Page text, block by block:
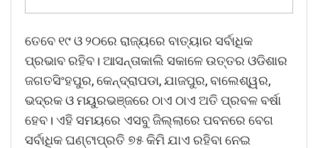
ତେବେ ୧୯ ଓ ୨୦ରେ ରାଜ୍ୟରେ ବାତ୍ୟାର ସର୍ବାଧିକ
ପ୍ରଭାବ ରହିବ। ଆସନ୍ତାକାଲି ସକାଳେ ଉତ୍ତର ଓଡିଶାର
ଜଗତସିଂହପୁର, କେନ୍ଦ୍ରାପଡା, ଯାଜପୁର, ବାଲେଶ୍ୱର,
ଭଦ୍ରକ ଓ ମୟୁରଭଞ୍ଜରେ ଠାଏ ଠାଏ ଅତି ପ୍ରବଳ ବର୍ଷା
ହେବ। ଏହି ସମୟରେ ଏସବୁ ଜିଲ୍ଲାରେ ପବନରେ ବେଗ
ସର୍ବାଧିକ ଘଣ୍ଟାପ୍ରତି ୭୫ କିମି ଯାଏ ରହିବା ନେଇ